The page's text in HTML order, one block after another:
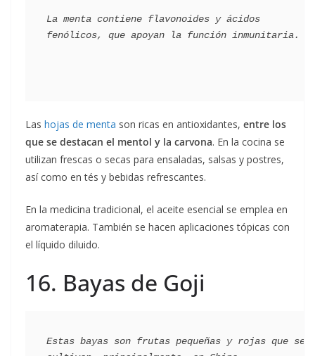
La menta contiene flavonoides y ácidos
Las hojas de menta son ricas en antioxidantes, entre los
que se destacan el mentol y la carvona. En la cocina se
utilizan frescas o secas para ensaladas, salsas y postres,
así como en tés y bebidas refrescantes.
En la medicina tradicional, el aceite esencial se emplea en
aromaterapia. También se hacen aplicaciones tópicas con
el líquido diluido.
16. Bayas de Goji
Estas bayas son frutas pequeñas y rojas que se